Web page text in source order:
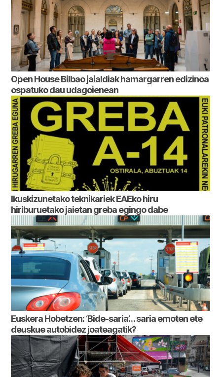
Open House Bilbao jaialdiak hamargarren edizinoa
ospatuko dau udagoienean
Ikuskizunetako teknikariek EAEko hiru
hiriburuetako jaietan greba egingo dabe
Euskera Hobetzen: ‘Bide-saria’… saria emoten ete
deuskue autobidez joateagatik?